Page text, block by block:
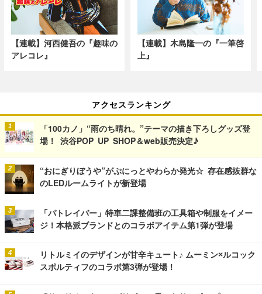
【連載】河西健吾の『趣味の
アレコレ』
【連載】木島隆一の『一筆啓
上』
アクセスランキング
「100カノ」“雨のち晴れ。”テーマの描き下ろしグッズ登
場！ 渋谷POP UP SHOP＆web販売決定♪
“おにぎりぼうや”がぷにっとやわらか発光☆ 存在感抜群な
のLEDルームライトが新登場
「パトレイバー」特車二課整備班の工具箱や制服をイメー
ジ！本格派ブランドとのコラボアイテム第1弾が登場
リトルミイのデザインが甘辛キュート♪ ムーミン×ルコック
スポルティフのコラボ第3弾が登場！